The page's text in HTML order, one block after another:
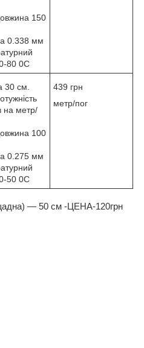
150
0.338 мм
80 0С
30 см.
на метр/
100
0.275 мм
50 0С
439 грн
метр/пог
— 50 см -ЦЕНА-120грн